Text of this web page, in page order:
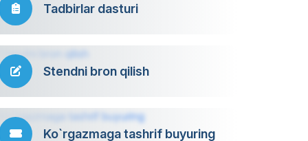
Tadbirlar dasturi
Stendni bron qilish
Ko`rgazmaga tashrif buyuring